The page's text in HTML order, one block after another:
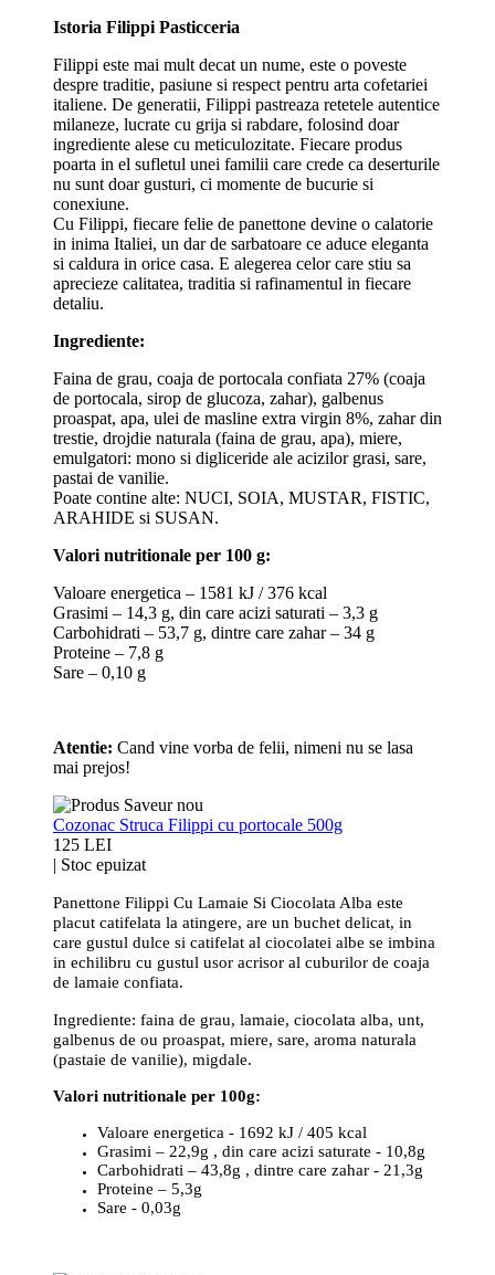
Istoria Filippi Pasticceria
Filippi este mai mult decat un nume, este o poveste
despre traditie, pasiune si respect pentru arta cofetariei
italiene. De generatii, Filippi pastreaza retetele autentice
milaneze, lucrate cu grija si rabdare, folosind doar
ingrediente alese cu meticulozitate. Fiecare produs
poarta in el sufletul unei familii care crede ca deserturile
nu sunt doar gusturi, ci momente de bucurie si
conexiune.
Cu Filippi, fiecare felie de panettone devine o calatorie
in inima Italiei, un dar de sarbatoare ce aduce eleganta
si caldura in orice casa. E alegerea celor care stiu sa
aprecieze calitatea, traditia si rafinamentul in fiecare
detaliu.
Ingrediente:
Faina de grau, coaja de portocala confiata 27% (coaja
de portocala, sirop de glucoza, zahar), galbenus
proaspat, apa, ulei de masline extra virgin 8%, zahar din
trestie, drojdie naturala (faina de grau, apa), miere,
emulgatori: mono si digliceride ale acizilor grasi, sare,
pastai de vanilie.
Poate contine alte: NUCI, SOIA, MUSTAR, FISTIC,
ARAHIDE si SUSAN.
Valori nutritionale per 100 g:
Valoare energetica – 1581 kJ / 376 kcal
Grasimi – 14,3 g, din care acizi saturati – 3,3 g
Carbohidrati – 53,7 g, dintre care zahar – 34 g
Proteine – 7,8 g
Sare – 0,10 g
Atentie: Cand vine vorba de felii, nimeni nu se lasa
mai prejos!
Cozonac Struca Filippi cu portocale 500g
125 LEI
| Stoc epuizat
Panettone Filippi Cu Lamaie Si Ciocolata Alba este
placut catifelata la atingere, are un buchet delicat, in
care gustul dulce si catifelat al ciocolatei albe se imbina
in echilibru cu gustul usor acrisor al cuburilor de coaja
de lamaie confiata.
Ingrediente: faina de grau, lamaie, ciocolata alba, unt,
galbenus de ou proaspat, miere, sare, aroma naturala
(pastaie de vanilie), migdale.
Valori nutritionale per 100g:
Valoare energetica - 1692 kJ / 405 kcal
Grasimi – 22,9g , din care acizi saturate - 10,8g
Carbohidrati – 43,8g , dintre care zahar - 21,3g
Proteine – 5,3g
Sare - 0,03g